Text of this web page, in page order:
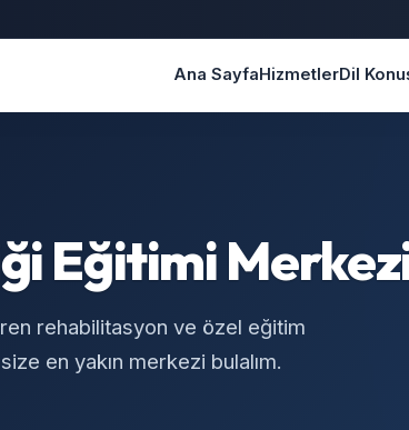
Ana SayfaHizmetlerDil
Eğitimi
rehabilitasyon ve özel eğitim
en yakın merkezi bulalım.